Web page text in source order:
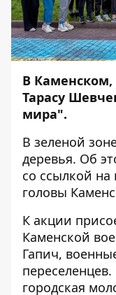
В
Тарасу
мира".
В зеленой
деревья. Об
со ссылкой на
головы
К акции
Каменской
Гапич,
городская